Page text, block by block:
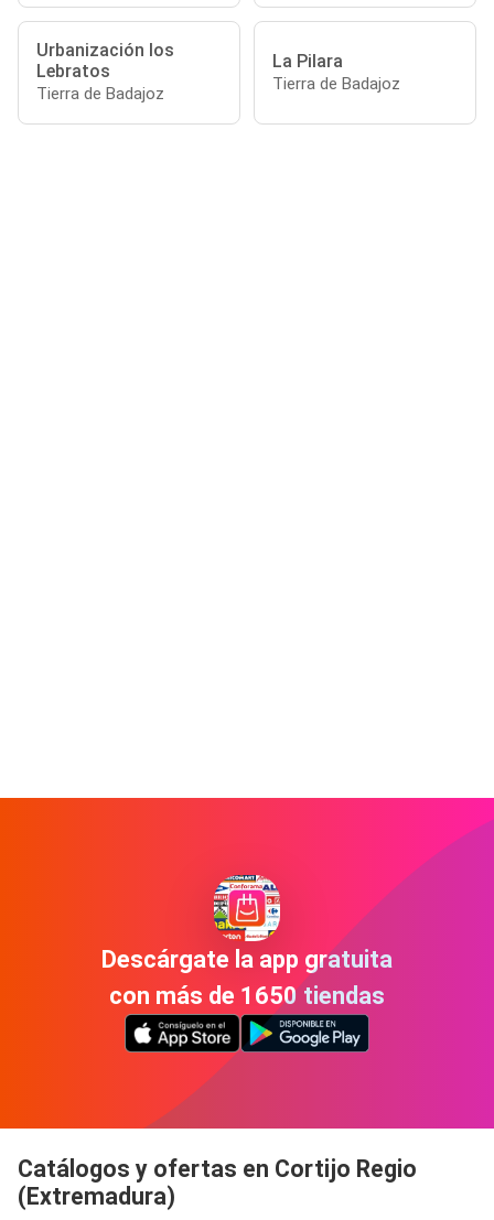
Urbanización los
Lebratos
Tierra de Badajoz
La Pilara
Tierra de Badajoz
Descárgate la app gratuita
con más de 1650 tiendas
Catálogos y ofertas en Cortijo Regio
(Extremadura)